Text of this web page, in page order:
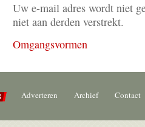
Uw e-mail adres wordt niet
niet aan derden verstrekt.
Omgangsvormen
Adverteren Archief Contact